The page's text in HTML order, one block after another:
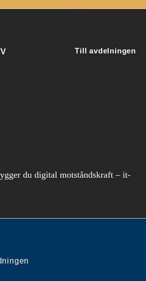
Till avdelningen
du digital motståndskraft – it-